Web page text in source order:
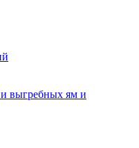
и выгребных ям и